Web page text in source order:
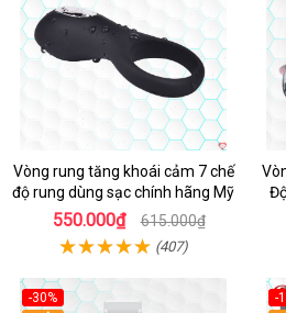
Vòng rung tăng khoái cảm 7 chế
độ rung dùng sạc chính hãng Mỹ
550.000₫ 615.000₫
(407)
-30%
-